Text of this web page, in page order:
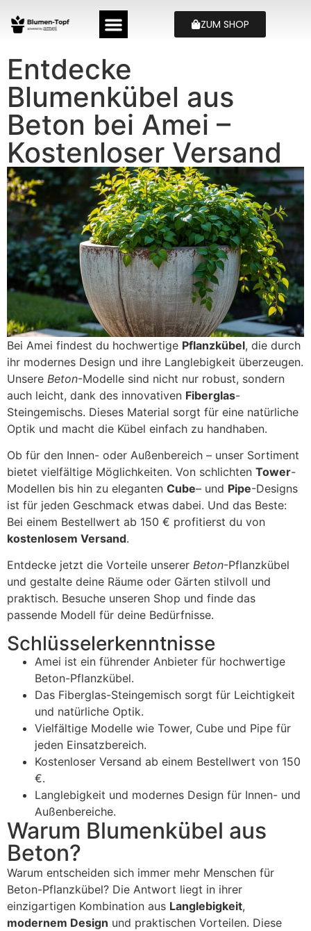
ZUM SHOP
Entdecke
Blumenkübel aus
Beton bei Amei –
Kostenloser Versand
Bei Amei findest du hochwertige Pflanzkübel, die durch
ihr modernes Design und ihre Langlebigkeit überzeugen.
Unsere Beton-Modelle sind nicht nur robust, sondern
auch leicht, dank des innovativen Fiberglas-
Steingemischs. Dieses Material sorgt für eine natürliche
Optik und macht die Kübel einfach zu handhaben.
Ob für den Innen- oder Außenbereich – unser Sortiment
bietet vielfältige Möglichkeiten. Von schlichten Tower-
Modellen bis hin zu eleganten Cube– und Pipe-Designs
ist für jeden Geschmack etwas dabei. Und das Beste:
Bei einem Bestellwert ab 150 € profitierst du von
kostenlosem Versand.
Entdecke jetzt die Vorteile unserer Beton-Pflanzkübel
und gestalte deine Räume oder Gärten stilvoll und
praktisch. Besuche unseren Shop und finde das
passende Modell für deine Bedürfnisse.
Schlüsselerkenntnisse
Amei ist ein führender Anbieter für hochwertige
Beton-Pflanzkübel.
Das Fiberglas-Steingemisch sorgt für Leichtigkeit
und natürliche Optik.
Vielfältige Modelle wie Tower, Cube und Pipe für
jeden Einsatzbereich.
Kostenloser Versand ab einem Bestellwert von 150
€.
Langlebigkeit und modernes Design für Innen- und
Außenbereiche.
Warum Blumenkübel aus
Beton?
Warum entscheiden sich immer mehr Menschen für
Beton-Pflanzkübel? Die Antwort liegt in ihrer
einzigartigen Kombination aus Langlebigkeit,
modernem Design und praktischen Vorteilen. Diese